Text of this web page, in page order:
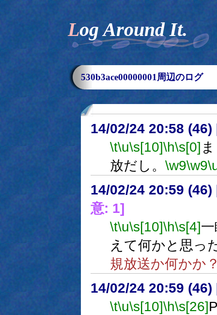
Log Around It.
530b3ace00000001周辺のログ
14/02/24 20:58 (46)
\t\u\s[10]\h\s[0]
放だし。 \w9\w9
14/02/24 20:59 (46)
意: 1]
\t\u\s[10]\h\s[4]
えて何かと思っ
規放送か何かか
14/02/24 20:59 (46)
\t\u\s[10]\h\s[26]